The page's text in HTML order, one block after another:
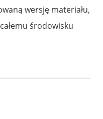
wersję materiału,
środowisku